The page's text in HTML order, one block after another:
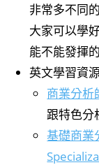
非常多不同
大家可以學
能不能發揮
英文學習資
商業分析
跟特色分
基礎商業